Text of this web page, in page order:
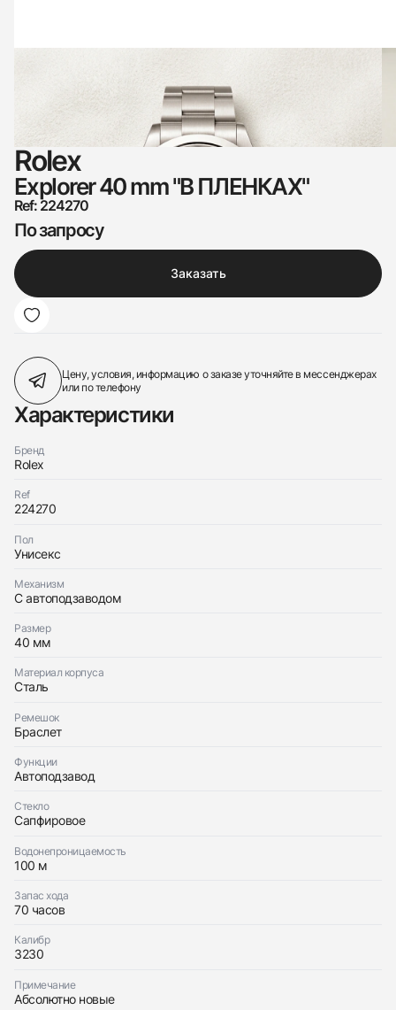
Rolex
Explorer 40 mm "В ПЛЕНКАХ"
Ref: 224270
По запросу
Заказать
Цену, условия, информацию о заказеуточняйте в мессенджерах
или по телефону
Характеристики
Бренд
Rolex
Ref
224270
Пол
Унисекс
Механизм
С автоподзаводом
Размер
40 мм
Материал корпуса
Сталь
Ремешок
Браслет
Функции
Автоподзавод
Стекло
Сапфировое
Водонепроницаемость
100 м
Запас хода
70 часов
Калибр
3230
Примечание
Абсолютно новые